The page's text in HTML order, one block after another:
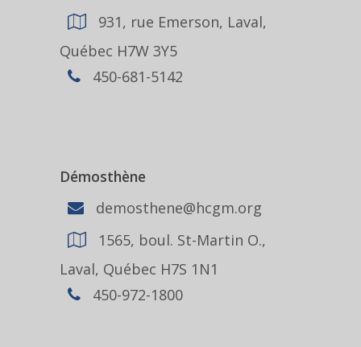
931, rue Emerson, Laval,
Québec H7W 3Y5
450-681-5142
Démosthène
demosthene@hcgm.org
1565, boul. St-Martin O.,
Laval, Québec H7S 1N1
450-972-1800